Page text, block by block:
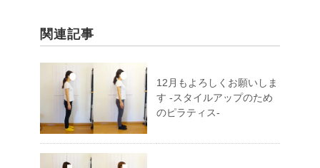
関連記事
12月もよろしくお願いしま
す -スタイルアップのため
のピラティス-